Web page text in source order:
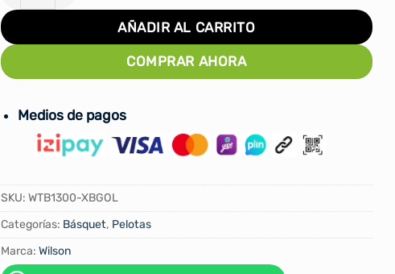
AÑADIR AL CARRITO
COMPRAR AHORA
Medios de pagos
SKU: WTB1300-XBGOL
Categorías: Básquet, Pelotas
Marca: Wilson